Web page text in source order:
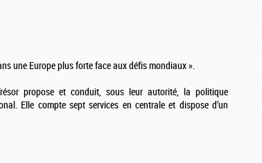
une Europe plus forte face aux défis mondiaux ».
propose et conduit, sous leur autorité, la politique
Elle compte sept services en centrale et dispose d’un